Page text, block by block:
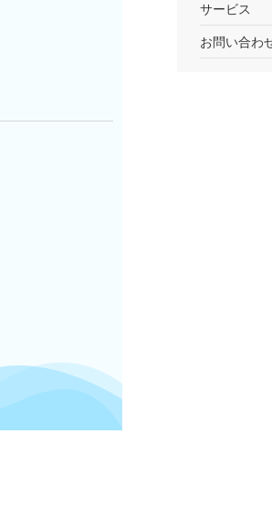
サービス
お問い合わ